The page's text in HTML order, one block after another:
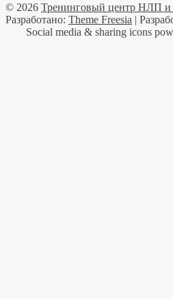
© 2026 Тренинговый центр НЛП и
Разработано: Theme Freesia |
Social media & sharing icons